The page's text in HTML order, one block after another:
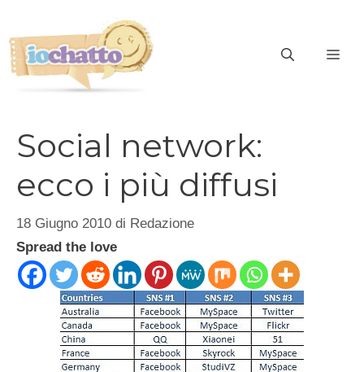
contenuto
Social network:
ecco i più diffusi
18 Giugno 2010 di Redazione
Spread the love